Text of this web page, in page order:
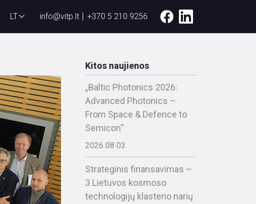
LT info@vitp.lt +370 5 210 9256
Kitos naujienos
„Baltic Photonics 2026:
Advanced Photonics –
From Space & Defence to
Semicon“
2026 08 03
Strateginis finansavimas –
3 Lietuvos kosmoso
technologijų klasterio narių